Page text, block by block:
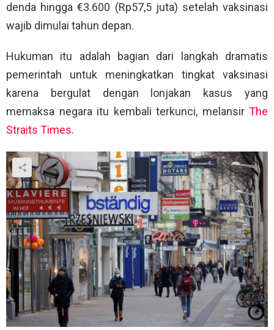
denda hingga €3.600 (Rp57,5 juta) setelah vaksinasi
wajib dimulai tahun depan.
Hukuman itu adalah bagian dari langkah dramatis
pemerintah untuk meningkatkan tingkat vaksinasi
karena bergulat dengan lonjakan kasus yang
memaksa negara itu kembali terkunci, melansir The
Straits Times.